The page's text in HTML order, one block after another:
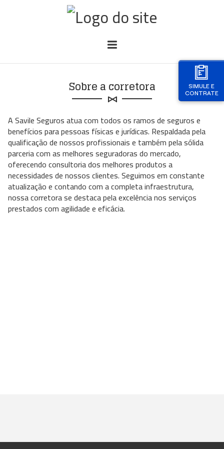
SIMULE E
CONTRATE
Sobre a corretora
A Savile Seguros atua com todos os ramos de seguros e
benefícios para pessoas físicas e jurídicas. Respaldada pela
qualificação de nossos profissionais e também pela sólida
parceria com as melhores seguradoras do mercado,
oferecendo consultoria dos melhores produtos a
necessidades de nossos clientes. Seguimos em constante
atualização e contando com a completa infraestrutura,
nossa corretora se destaca pela excelência nos serviços
prestados com agilidade e eficácia.